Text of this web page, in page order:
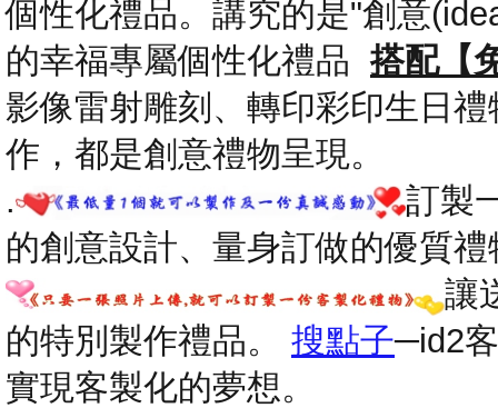
個性化禮品。講究的是"創意
的幸福專屬個性化禮品搭配【
影像雷射雕刻、轉印彩印生日禮
作，都是創意禮物呈現。
.
訂製
的創意設計、量身訂做的優質禮
讓
的特別製作禮品。 搜點子─id2
實現客製化的夢想。